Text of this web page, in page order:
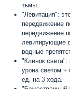
тьмы.
"Левитация":
передвижение
передвижение
левитирующие
водные
"Клинок света":
урона светом +
ед. на 3 хода.